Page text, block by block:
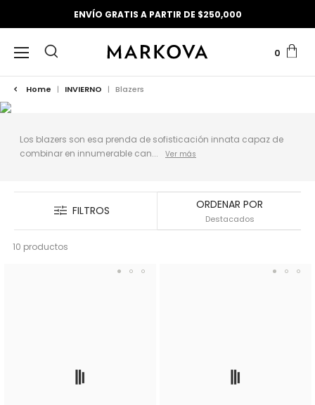
ENVÍO GRATIS A PARTIR DE $250,000
0
Home | INVIERNO | Blazers
Los blazers son esa prenda de sofisticación innata capaz de
combinar en innumerable can...
FILTROS ORDENAR POR
10 productos